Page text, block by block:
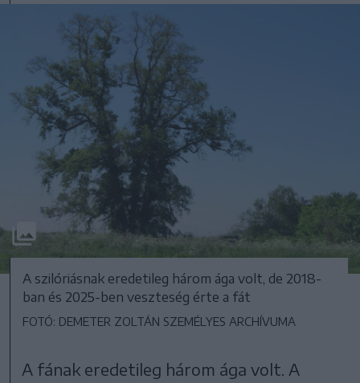
A szilóriásnak eredetileg három ága volt, de 2018-
ban és 2025-ben veszteség érte a fát
FOTÓ: DEMETER ZOLTÁN SZEMÉLYES ARCHÍVUMA
A fának eredetileg három ága volt. A